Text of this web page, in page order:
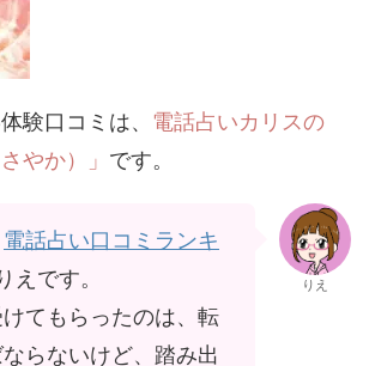
験口コミは、 電話占いカリスの
やか）」 です。
電話占い口コミランキ
えです。
てもらったのは、転
らないけど、踏み出
りえ